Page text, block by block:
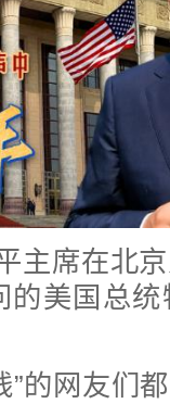
席在北京
的美国总
网友们都